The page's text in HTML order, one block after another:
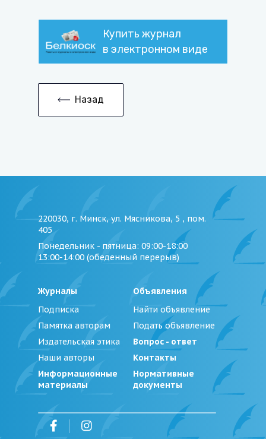
Купить журнал
в электронном виде
Назад
220030, г. Минск, ул. Мясникова, 5 , пом.
405
Понедельник - пятница: 09:00-18:00
13:00-14:00 (обеденный перерыв)
Журналы
Подписка
Памятка авторам
Издательская этика
Наши авторы
Информационные
материалы
Объявления
Найти объявление
Подать объявление
Вопрос - ответ
Контакты
Нормативные
документы